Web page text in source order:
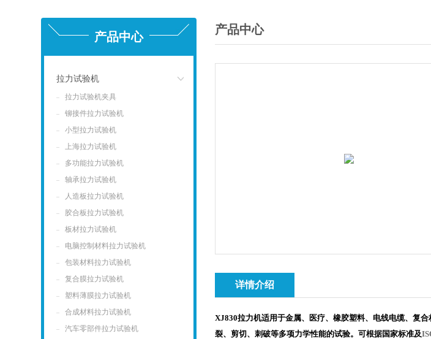
产品中心
拉力试验机
拉力试验机夹具
铆接件拉力试验机
小型拉力试验机
上海拉力试验机
多功能拉力试验机
轴承拉力试验机
人造板拉力试验机
胶合板拉力试验机
板材拉力试验机
电脑控制材料拉力试验机
包装材料拉力试验机
复合膜拉力试验机
塑料薄膜拉力试验机
合成材料拉力试验机
汽车零部件拉力试验机
产品中心
详情介绍
XJ830拉力机适用于金属、医疗、橡胶塑料、电线电缆、复
裂、剪切、刺破等多项力学性能的试验。可根据国家标准及